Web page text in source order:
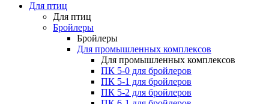
Для птиц
Для птиц
Бройлеры
Бройлеры
Для промышленных комплексов
Для промышленных комплексов
ПК 5-0 для бройлеров
ПК 5-1 для бройлеров
ПК 5-2 для бройлеров